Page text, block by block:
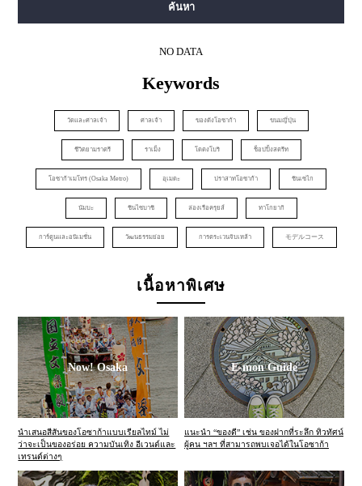
ค้นหา
NO DATA
Keywords
วัดและศาลเจ้า ศาลเจ้า ของดังโอซาก้า ขนมญี่ปุ่น
ชีวิตยามราตรี ราเม็ง โดตงโบริ ช็อปปิ้งสตรีท
โอซาก้าเมโทร (Osaka Metro) อุเมดะ ปราสาทโอซาก้า ชินเซไก
นัมบะ ชินไซบาชิ ล่องเรือครุยส์ ทาโกยากิ
การ์ตูนและอนิเมชั่น วัฒนธรรมย่อย การตระเวนจิบเหล้า モデルコース
เนื้อหาพิเศษ
Now! Osaka
นำเสนอสีสันของโอซาก้าแบบเรียลไทม์ ไม่
ว่าจะเป็นของอร่อย ความบันเทิง อีเวนต์และ
เทรนด์ต่างๆ
E-mon Guide
แนะนำ “ของดี” เช่น ของฝากที่ระลึก ทิวทัศน์
ผู้คน ฯลฯ ที่สามารถพบเจอได้ในโอซาก้า